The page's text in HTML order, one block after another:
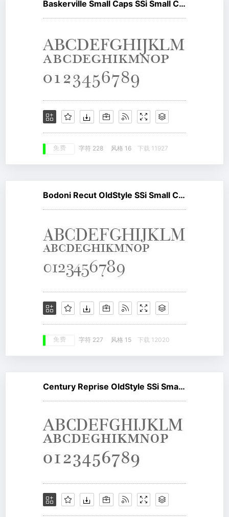
Baskerville Small Caps SSi Small Caps
免费 字符 228 风格 16 下载 11927
Bodoni Recut OldStyle SSi Small Caps
免费 字符 227 风格 15 下载 12020
Century Reprise OldStyle SSi Small Caps